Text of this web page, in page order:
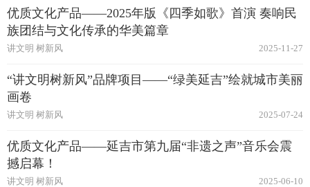
优质文化产品——2025年版《四季如歌》首演 奏响民
族团结与文化传承的华美篇章
2025-11-27
讲文明 树新风
“讲文明树新风”品牌项目——“绿美延吉”绘就城市美丽
画卷
2025-07-24
讲文明 树新风
优质文化产品——延吉市第九届“非遗之声”音乐会震
撼启幕！
2025-06-10
讲文明 树新风